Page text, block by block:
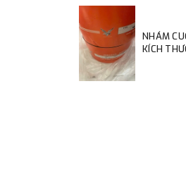
NHÁM
KÍCH